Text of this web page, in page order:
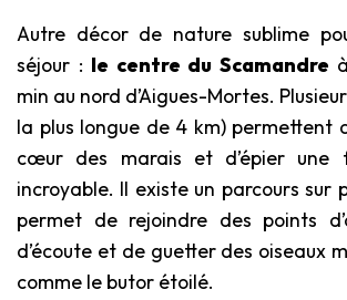
Autre décor de nature sublime
séjour : le centre du Scamandre
min au nord d’Aigues-Mortes.
la plus longue de 4 km) permettent
cœur des marais et d’épier une
incroyable. Il existe un parcours sur
permet de rejoindre des points
d’écoute et de guetter des oiseaux
comme le butor étoilé.